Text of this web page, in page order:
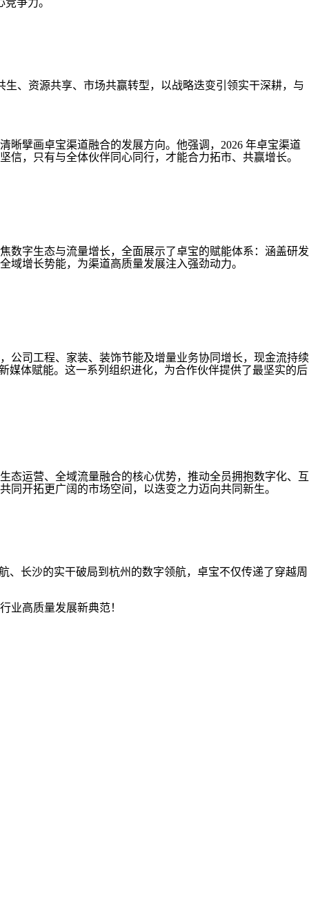
争力。
、资源共享、市场共赢转型，以战略迭变引领实干深耕，与
擘画卓宝渠道融合的发展方向。他强调，2026 年卓宝渠道
，只有与全体伙伴同心同行，才能合力拓市、共赢增长。
字生态与流量增长，全面展示了卓宝的赋能体系：涵盖研发
增长势能，为渠道高质量发展注入强劲动力。
司工程、家装、装饰节能及增量业务协同增长，现金流持续
媒体赋能。这一系列组织进化，为合作伙伴提供了最坚实的后
运营、全域流量融合的核心优势，推动全员拥抱数字化、互
开拓更广阔的市场空间，以迭变之力迈向共同新生。
长沙的实干破局到杭州的数字领航，卓宝不仅传递了穿越周
高质量发展新典范！